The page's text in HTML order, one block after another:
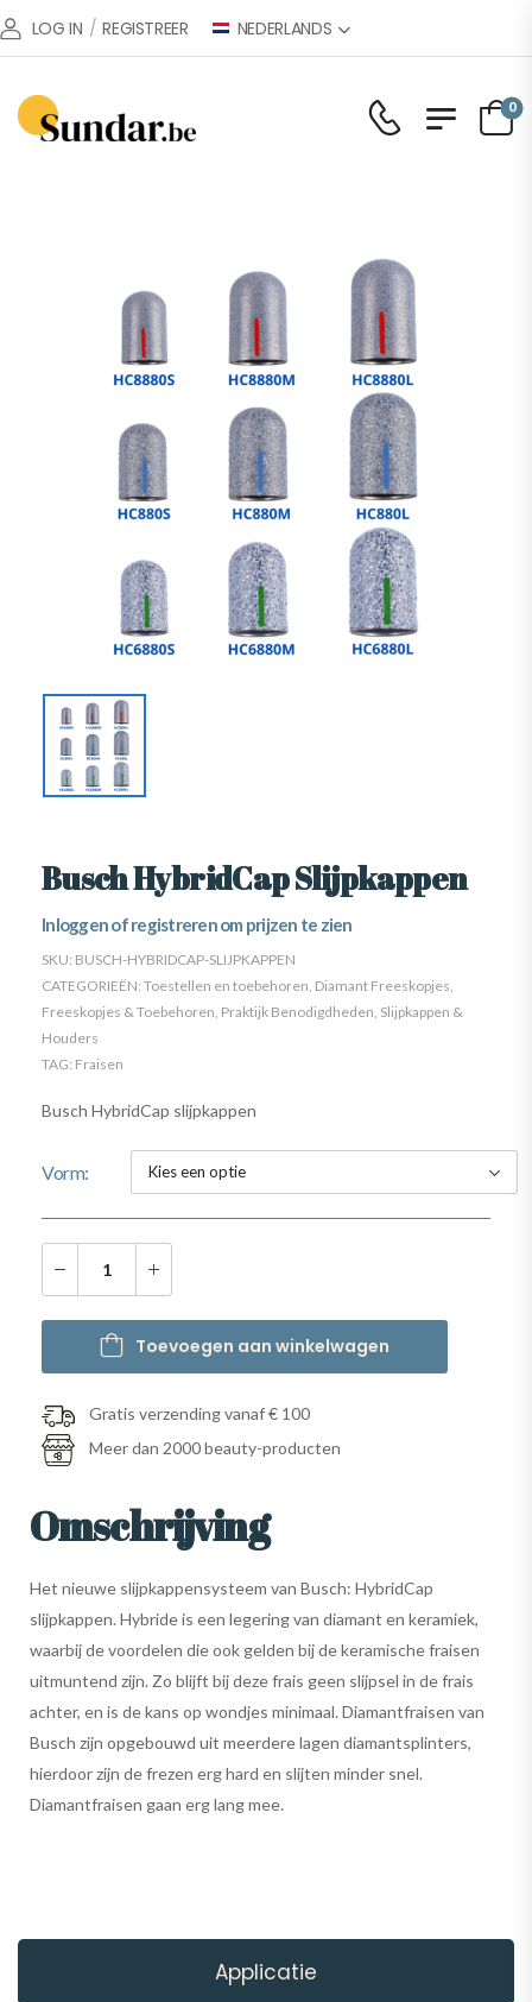
LOG IN / REGISTREER NEDERLANDS
0
Busch HybridCap Slijpkappen
Inloggen of registreren om prijzen te zien
SKU: BUSCH-HYBRIDCAP-SLIJPKAPPEN
CATEGORIEËN: Toestellen en toebehoren Diamant Freeskopjes
Freeskopjes & Toebehoren Praktijk Benodigdheden Slijpkappen &
Houders
TAG: Fraisen
Busch HybridCap slijpkappen
Vorm
Toevoegen aan winkelwagen
Gratis verzending vanaf € 100
Meer dan 2000 beauty-producten
Omschrijving
Het nieuwe slijpkappensysteem van Busch: HybridCap
slijpkappen. Hybride is een legering van diamant en keramiek,
waarbij de voordelen die ook gelden bij de keramische fraisen
uitmuntend zijn. Zo blijft bij deze frais geen slijpsel in de frais
achter, en is de kans op wondjes minimaal. Diamantfraisen van
Busch zijn opgebouwd uit meerdere lagen diamantsplinters,
hierdoor zijn de frezen erg hard en slijten minder snel.
Diamantfraisen gaan erg lang mee.
Applicatie